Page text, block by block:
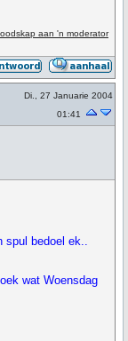
aan 'n moderator
Di., 27 Januarie 2004
01:41
spul bedoel ek..
wat Woensdag